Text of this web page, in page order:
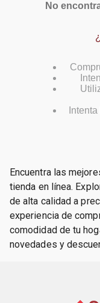
No
Encuentra las
tienda en línea.
de alta calidad a
experiencia de
comodidad de tu
novedades y